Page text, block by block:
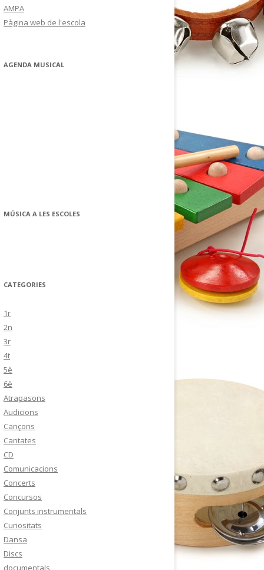
AMPA
Pàgina web de l'escola
AGENDA MUSICAL
MÚSICA A LES ESCOLES
CATEGORIES
1r
2n
3r
4t
5è
6è
Atrapasons
Audicions
Cançons
Cantates
CD
Comunicacions
Concerts
Concursos
Conjunts instrumentals
Curiositats
Dansa
Discs
documentals